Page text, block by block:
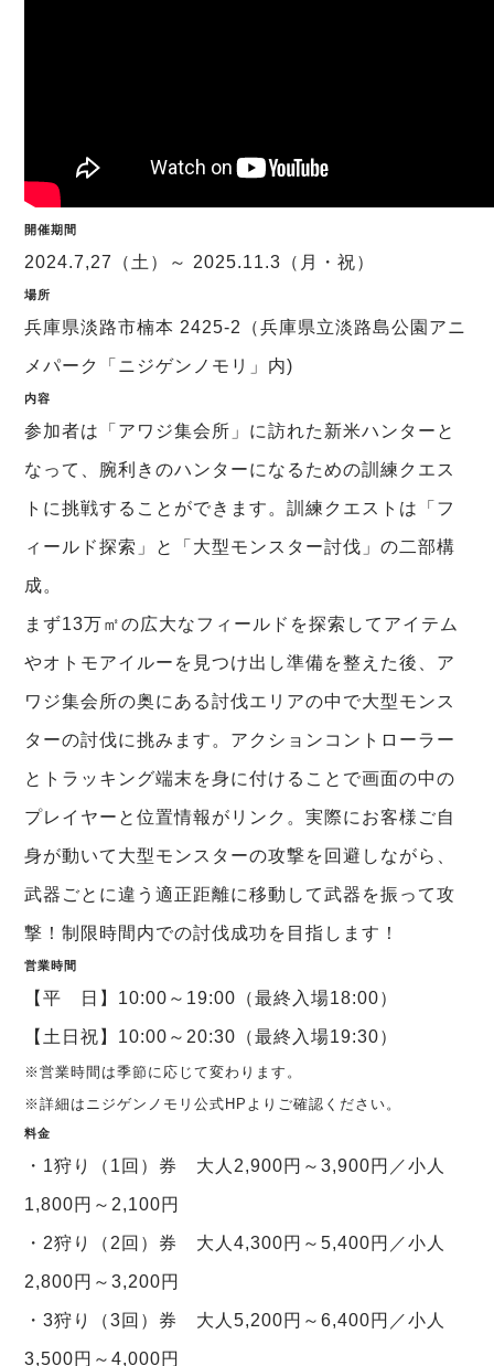
開催期間
2024.7,27（土）～ 2025.11.3（月・祝）
場所
兵庫県淡路市楠本 2425-2（兵庫県立淡路島公園アニ
メパーク「ニジゲンノモリ」内)
内容
参加者は「アワジ集会所」に訪れた新米ハンターと
なって、腕利きのハンターになるための訓練クエス
トに挑戦することができます。訓練クエストは「フ
ィールド探索」と「大型モンスター討伐」の二部構
成。
まず13万㎡の広大なフィールドを探索してアイテム
やオトモアイルーを見つけ出し準備を整えた後、ア
ワジ集会所の奥にある討伐エリアの中で大型モンス
ターの討伐に挑みます。アクションコントローラー
とトラッキング端末を身に付けることで画面の中の
プレイヤーと位置情報がリンク。実際にお客様ご自
身が動いて大型モンスターの攻撃を回避しながら、
武器ごとに違う適正距離に移動して武器を振って攻
撃！制限時間内での討伐成功を目指します！
営業時間
【平 日】10:00～19:00（最終入場18:00）
【土日祝】10:00～20:30（最終入場19:30）
※営業時間は季節に応じて変わります。
※詳細はニジゲンノモリ公式HPよりご確認ください。
料金
・1狩り（1回）券 大人2,900円～3,900円／小人
1,800円～2,100円
・2狩り（2回）券 大人4,300円～5,400円／小人
2,800円～3,200円
・3狩り（3回）券 大人5,200円～6,400円／小人
3,500円～4,000円